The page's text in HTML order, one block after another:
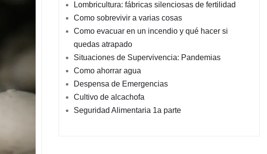
Lombricultura: fábricas silenciosas de fertilidad
Como sobrevivir a varias cosas
Como evacuar en un incendio y qué hacer si
quedas atrapado
Situaciones de Supervivencia: Pandemias
Como ahorrar agua
Despensa de Emergencias
Cultivo de alcachofa
Seguridad Alimentaria 1a parte